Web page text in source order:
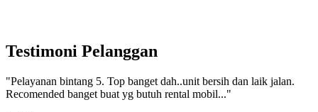
Testimoni Pelanggan
"Pelayanan bintang 5. Top banget dah..unit bersih dan laik jalan.
Recomended banget buat yg butuh rental mobil..."